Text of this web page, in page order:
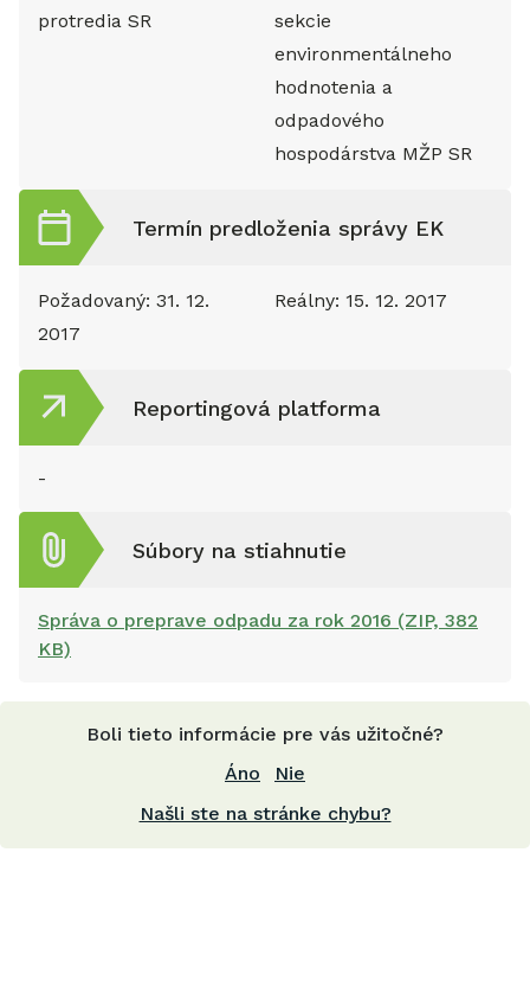
protredia SR
sekcie
environmentálneho
hodnotenia a
odpadového
hospodárstva MŽP SR
Termín predloženia správy EK
Požadovaný: 31. 12.
2017
Reálny: 15. 12. 2017
Reportingová platforma
-
Súbory na stiahnutie
Správa o preprave odpadu za rok 2016 (ZIP, 382
KB)
Boli tieto informácie pre vás užitočné?
Áno
Nie
Našli ste na stránke chybu?